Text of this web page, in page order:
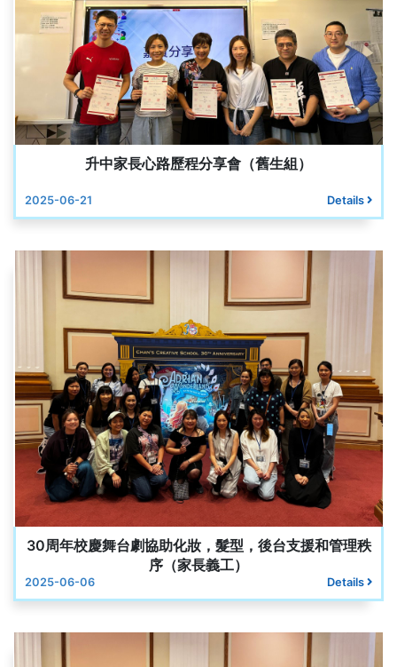
升中家長心路歷程分享會（舊生組）
2025-06-21 Details
30周年校慶舞台劇協助化妝，髮型，後台支援和管理秩
序（家長義工）
2025-06-06 Details